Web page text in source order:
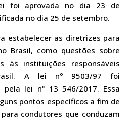
foi aprovada no dia 23 de
no dia 25 de setembro.
estabelecer as diretrizes para
Brasil, como questões sobre
às instituições responsáveis
A lei nº 9503/97 foi
pela lei nº 13 546/2017. Essa
pontos específicos a fim de
condutores que conduzam